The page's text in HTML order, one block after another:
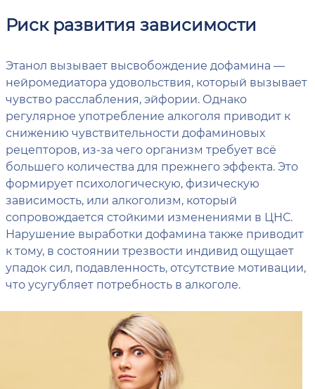
Риск развития зависимости
Этанол вызывает высвобождение дофамина —
нейромедиатора удовольствия, который вызывает
чувство расслабления, эйфории. Однако
регулярное употребление алкоголя приводит к
снижению чувствительности дофаминовых
рецепторов, из-за чего организм требует всё
большего количества для прежнего эффекта. Это
формирует психологическую, физическую
зависимость, или алкоголизм, который
сопровождается стойкими изменениями в ЦНС.
Нарушение выработки дофамина также приводит
к тому, в состоянии трезвости индивид ощущает
упадок сил, подавленность, отсутствие мотивации,
что усугубляет потребность в алкоголе.